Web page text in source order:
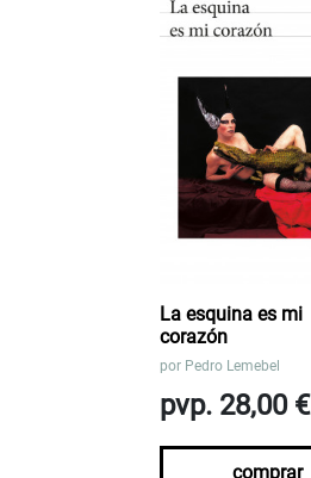
La esquina es mi
corazón
por Pedro Lemebel
pvp. 28,00 €
comprar